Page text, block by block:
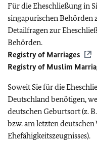
Für die Eheschließung in
singapurischen Behörden
Detailfragen zur
Behörden.
Registry of Marriages
Registry of Muslim
Soweit Sie für die
Deutschland benötigen,
deutschen Geburtsort (z.
bzw. am letzten deutschen
Ehefähigkeitszeugnisses).